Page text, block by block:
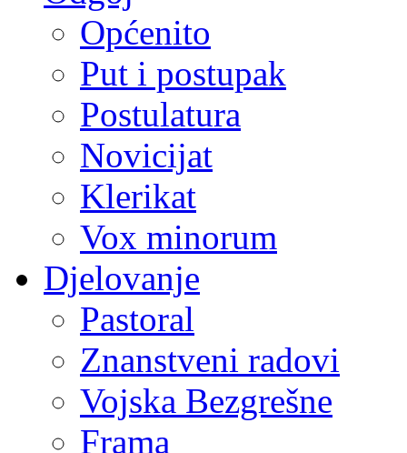
Općenito
Put i postupak
Postulatura
Novicijat
Klerikat
Vox minorum
Djelovanje
Pastoral
Znanstveni radovi
Vojska Bezgrešne
Frama